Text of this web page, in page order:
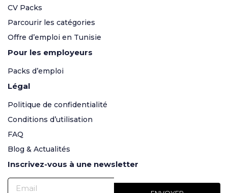
CV Packs
Parcourir les catégories
Offre d’emploi en Tunisie
Pour les employeurs
Packs d’emploi
Légal
Politique de confidentialité
Conditions d’utilisation
FAQ
Blog & Actualités
Inscrivez-vous à une newsletter